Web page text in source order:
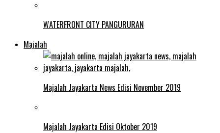
WATERFRONT CITY PANGURURAN
Majalah
Majalah Jayakarta News Edisi November 2019
Majalah Jayakarta Edisi Oktober 2019